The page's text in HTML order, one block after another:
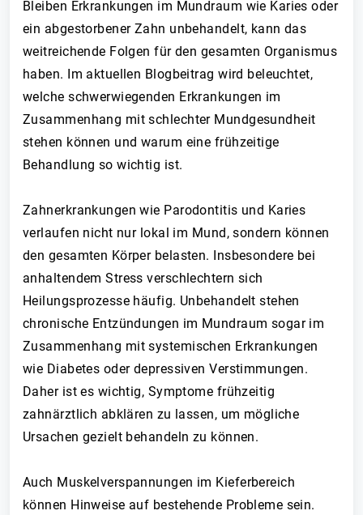
Bleiben Erkrankungen im Mundraum wie Karies oder
ein abgestorbener Zahn unbehandelt, kann das
weitreichende Folgen für den gesamten Organismus
haben. Im aktuellen Blogbeitrag wird beleuchtet,
welche schwerwiegenden Erkrankungen im
Zusammenhang mit schlechter Mundgesundheit
stehen können und warum eine frühzeitige
Behandlung so wichtig ist.
Zahnerkrankungen wie Parodontitis und Karies
verlaufen nicht nur lokal im Mund, sondern können
den gesamten Körper belasten. Insbesondere bei
anhaltendem Stress verschlechtern sich
Heilungsprozesse häufig. Unbehandelt stehen
chronische Entzündungen im Mundraum sogar im
Zusammenhang mit systemischen Erkrankungen
wie Diabetes oder depressiven Verstimmungen.
Daher ist es wichtig, Symptome frühzeitig
zahnärztlich abklären zu lassen, um mögliche
Ursachen gezielt behandeln zu können.
Auch Muskelverspannungen im Kieferbereich
können Hinweise auf bestehende Probleme sein.